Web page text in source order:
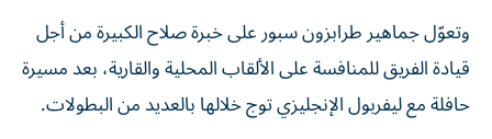
وتعوّل جماهير طرابزون سبور على خبرة صلاح الكبيرة من أجل
قيادة الفريق للمنافسة على الألقاب المحلية والقارية، بعد مسيرة
حافلة مع ليفربول الإنجليزي توج خلالها بالعديد من البطولات.